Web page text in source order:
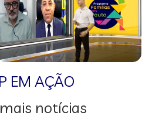
EM AÇÃO
notícias